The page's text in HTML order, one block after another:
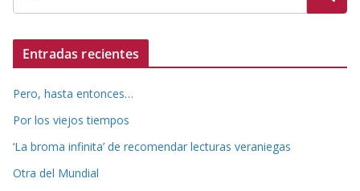
Entradas recientes
Pero, hasta entonces…
Por los viejos tiempos
‘La broma infinita’ de recomendar lecturas veraniegas
Otra del Mundial